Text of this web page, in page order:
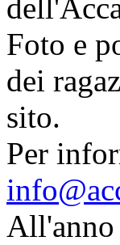
Foto e
dei
sito.
Per
All'anno